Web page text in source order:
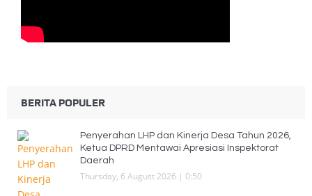
BERITA POPULER
Penyerahan LHP dan Kinerja Desa Tahun 2026,
Ketua DPRD Mentawai Apresiasi Inspektorat
Daerah
Thursday, 6 August 2026 | 0:50